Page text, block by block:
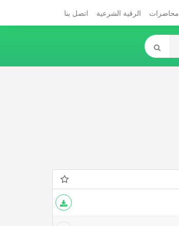
محاضرات الرقية الشرعية اتصل بنا